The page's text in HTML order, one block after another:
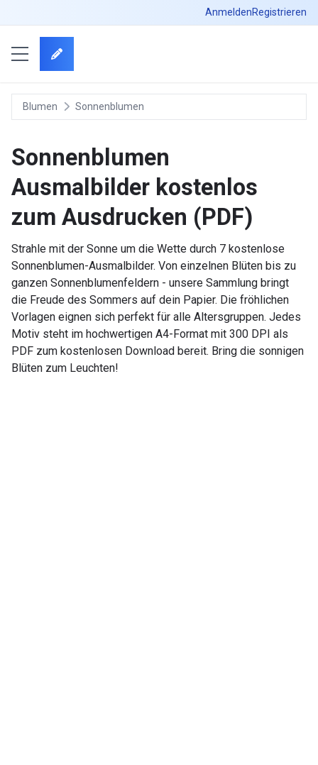
AnmeldenRegistrieren
Blumen Sonnenblumen
Sonnenblumen
Ausmalbilder kostenlos
zum Ausdrucken (PDF)
Strahle mit der Sonne um die Wette durch 7 kostenlose
Sonnenblumen-Ausmalbilder. Von einzelnen Blüten bis zu
ganzen Sonnenblumenfeldern - unsere Sammlung bringt
die Freude des Sommers auf dein Papier. Die fröhlichen
Vorlagen eignen sich perfekt für alle Altersgruppen. Jedes
Motiv steht im hochwertigen A4-Format mit 300 DPI als
PDF zum kostenlosen Download bereit. Bring die sonnigen
Blüten zum Leuchten!